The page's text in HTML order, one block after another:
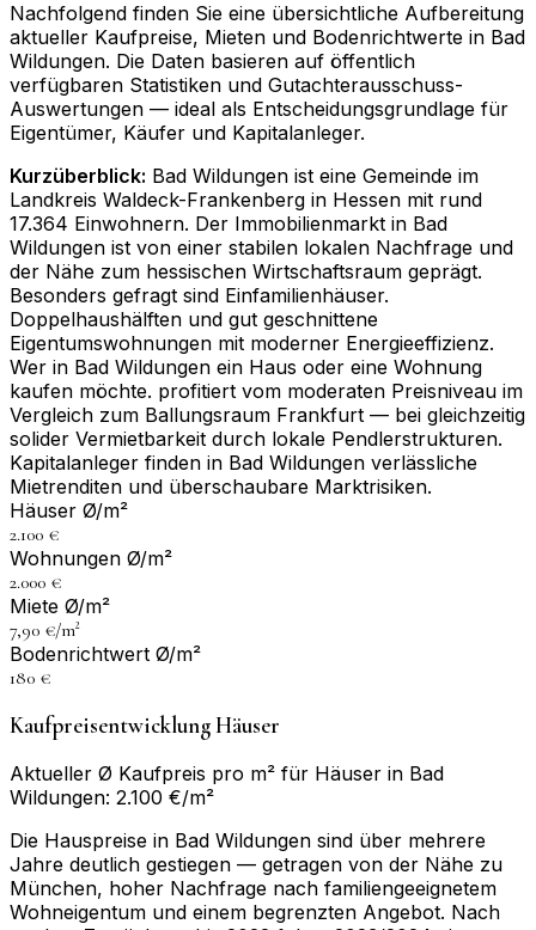
Nachfolgend finden Sie eine übersichtliche Aufbereitung
aktueller Kaufpreise, Mieten und Bodenrichtwerte in Bad
Wildungen. Die Daten basieren auf öffentlich
verfügbaren Statistiken und Gutachterausschuss-
Auswertungen — ideal als Entscheidungsgrundlage für
Eigentümer, Käufer und Kapitalanleger.
Kurzüberblick: Bad Wildungen ist eine Gemeinde im
Landkreis Waldeck-Frankenberg in Hessen mit rund
17.364 Einwohnern. Der Immobilienmarkt in Bad
Wildungen ist von einer stabilen lokalen Nachfrage und
der Nähe zum hessischen Wirtschaftsraum geprägt.
Besonders gefragt sind Einfamilienhäuser.
Doppelhaushälften und gut geschnittene
Eigentumswohnungen mit moderner Energieeffizienz.
Wer in Bad Wildungen ein Haus oder eine Wohnung
kaufen möchte. profitiert vom moderaten Preisniveau im
Vergleich zum Ballungsraum Frankfurt — bei gleichzeitig
solider Vermietbarkeit durch lokale Pendlerstrukturen.
Kapitalanleger finden in Bad Wildungen verlässliche
Mietrenditen und überschaubare Marktrisiken.
Häuser Ø/m²
2.100 €
Wohnungen Ø/m²
2.000 €
Miete Ø/m²
7,90 €/m²
Bodenrichtwert Ø/m²
180 €
Kaufpreisentwicklung Häuser
Aktueller Ø Kaufpreis pro m² für Häuser in Bad
Wildungen: 2.100 €/m²
Die Hauspreise in Bad Wildungen sind über mehrere
Jahre deutlich gestiegen — getragen von der Nähe zu
München, hoher Nachfrage nach familiengeeignetem
Wohneigentum und einem begrenzten Angebot. Nach